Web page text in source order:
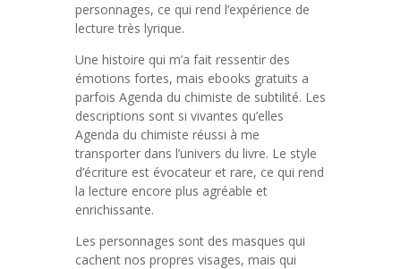
personnages, ce qui rend l’expérience de
lecture très lyrique.
Une histoire qui m’a fait ressentir des
émotions fortes, mais ebooks gratuits a
parfois Agenda du chimiste de subtilité. Les
descriptions sont si vivantes qu’elles
Agenda du chimiste réussi à me
transporter dans l’univers du livre. Le style
d’écriture est évocateur et rare, ce qui rend
la lecture encore plus agréable et
enrichissante.
Les personnages sont des masques qui
cachent nos propres visages, mais qui